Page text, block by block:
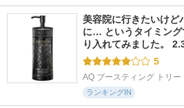
美容院に行きたいけど
に… というタイミング
り入れてみました。
5
AQ ブースティング トリ
ランキングIN